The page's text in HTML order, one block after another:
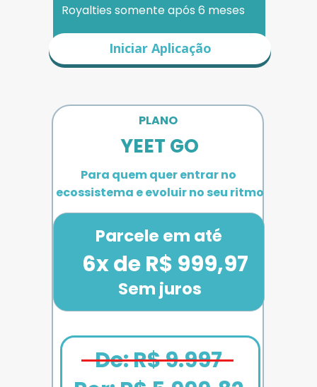
PLANO
YEET GO
Para quem quer entrar no
ecossistema e evoluir no seu ritmo
Parcele em até
Sem juros
Iniciar Aplicação
Royalties somente após 6 meses
6x de R$ 999,97
De: R$ 9.997